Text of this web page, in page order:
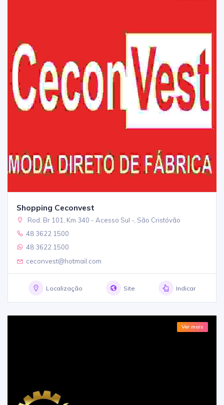
Shopping Ceconvest
Rod. Br 101, Km 340 - Acesso Sul -, São Cristóvão
48 3622 1500
48 3622 1500
ceconvest@hotmail.com
Localização Site Indicar
Ver mais